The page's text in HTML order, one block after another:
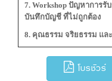
7. Workshop ปัญหาการรั
บันทึกบัญชี ที่ไม่ถูกต้อง
8. คุณธรรม จริยธรรม แ
โบรชัวร์